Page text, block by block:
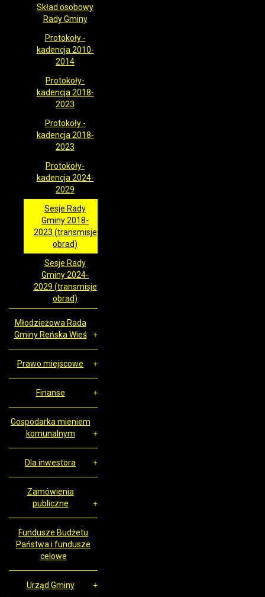
Skład osobowy
Rady Gminy
Protokoły -
kadencja 2010-
2014
Protokoły-
kadencja 2018-
2023
Protokoły -
kadencja 2018-
2023
Protokoły-
kadencja 2024-
2029
Sesje Rady
Gminy 2018-
2023 (transmisje
obrad)
Sesje Rady
Gminy 2024-
2029 (transmisje
obrad)
Młodzieżowa Rada
Gminy Reńska Wieś
Prawo miejscowe
Finanse
Gospodarka mieniem
komunalnym
Dla inwestora
Zamówienia
publiczne
Fundusze Budżetu
Państwa i fundusze
celowe
Urząd Gminy